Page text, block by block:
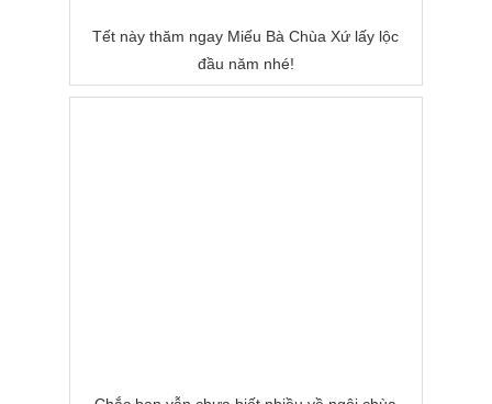
Tết này thăm ngay Miếu Bà Chùa Xứ lấy lộc
đầu năm nhé!